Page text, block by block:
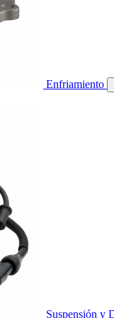
Enfriamiento
Suspensión y